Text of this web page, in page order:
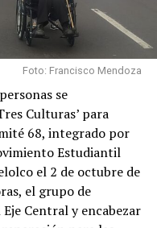
Foto: Francisco Mendoza
se
Culturas’ para
68, integrado por
Estudiantil
el 2 de octubre de
el grupo de
Central y encabezar